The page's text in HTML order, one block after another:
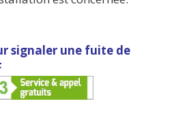
signaler une fuite de